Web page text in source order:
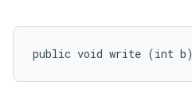
public void write (int b)